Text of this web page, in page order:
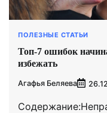
ПОЛЕЗНЫЕ СТАТЬИ
Топ-7 ошибок
избежать
Агафья Беляева